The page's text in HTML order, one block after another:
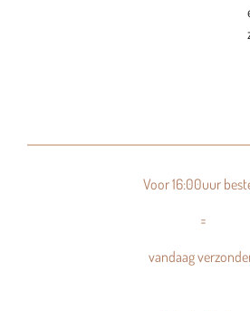
Voor 16:00uur
=
vandaag